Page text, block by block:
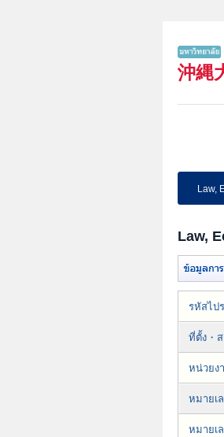
沖縄
Law,
รหัสไป
ที่ตั้ง・
หน่วยง
หมายเ
หมายเ